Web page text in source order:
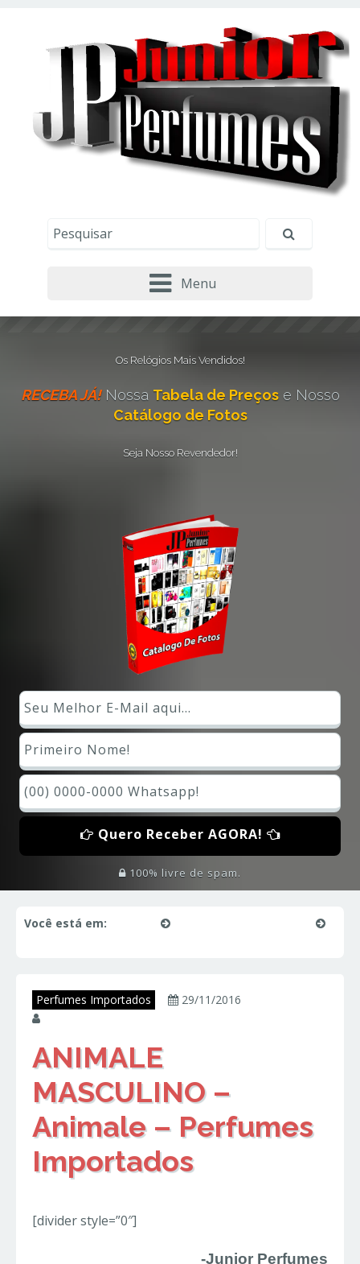
Menu
Os Relógios Mais Vendidos!
RECEBA JÁ!Nossa Tabela de Preçose Nosso
Catálogo de Fotos
Seja Nosso Revendedor!
Quero Receber AGORA!
100% livre de spam.
Você está em:
Perfumes Importados
29/11/2016
ANIMALE
MASCULINO –
Animale – Perfumes
Importados
[divider style=”0″]
-Junior Perfumes
para lembrar e entender como você usa nosso
site, analisar seu uso de nossos produtos e
serviços, ajudar com nossos esforços de
marketing e fornecer conteúdo de terceiros. Leia
Política de Cookies e Privacidade
Eu aceito